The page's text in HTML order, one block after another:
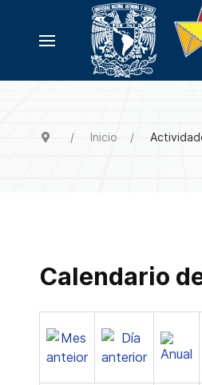
Inicio
Calendario